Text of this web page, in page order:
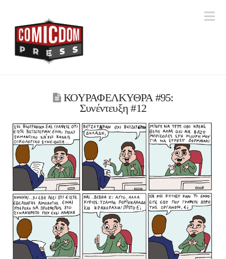
ΚΟΥΡΑΦΕΛΚΥΘΡΑ #95:
Συνέντευξη #12